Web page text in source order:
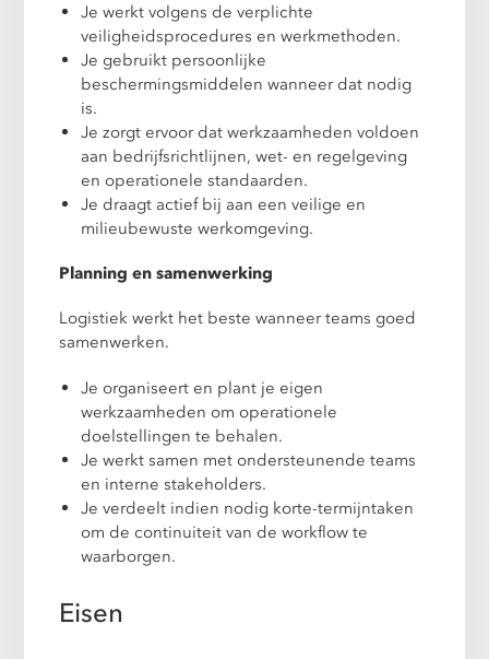
Je werkt volgens de verplichte
veiligheidsprocedures en werkmethoden.
Je gebruikt persoonlijke
beschermingsmiddelen wanneer dat nodig
is.
Je zorgt ervoor dat werkzaamheden voldoen
aan bedrijfsrichtlijnen, wet- en regelgeving
en operationele standaarden.
Je draagt actief bij aan een veilige en
milieubewuste werkomgeving.
Planning en samenwerking
Logistiek werkt het beste wanneer teams goed
samenwerken.
Je organiseert en plant je eigen
werkzaamheden om operationele
doelstellingen te behalen.
Je werkt samen met ondersteunende teams
en interne stakeholders.
Je verdeelt indien nodig korte-termijntaken
om de continuiteit van de workflow te
waarborgen.
Eisen